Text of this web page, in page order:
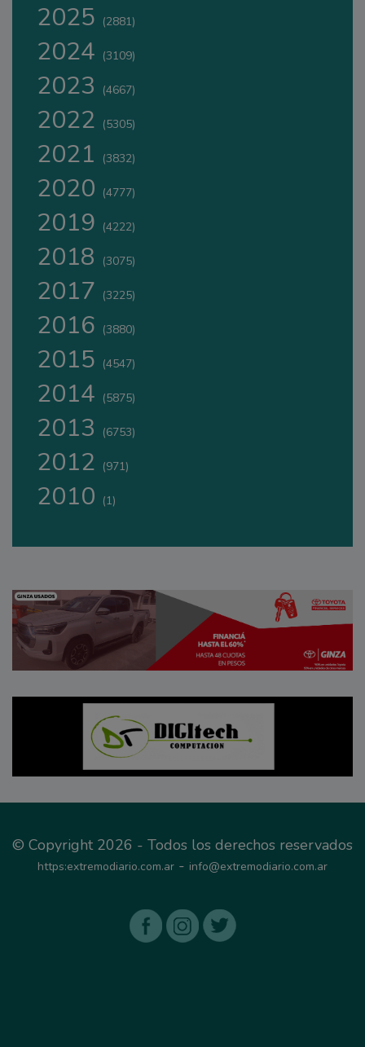
2025 (2881)
2024 (3109)
2023 (4667)
2022 (5305)
2021 (3832)
2020 (4777)
2019 (4222)
2018 (3075)
2017 (3225)
2016 (3880)
2015 (4547)
2014 (5875)
2013 (6753)
2012 (971)
2010 (1)
© Copyright 2026 - Todos los derechos reservados
https:extremodiario.com.ar - info@extremodiario.com.ar